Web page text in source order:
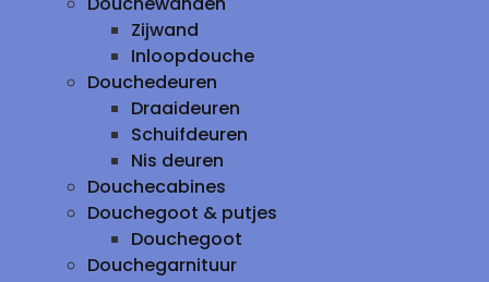
Zijwand
Inloopdouche
Douchedeuren
Draaideuren
Schuifdeuren
Nis deuren
Douchecabines
Douchegoot & putjes
Douchegoot
Douchegarnituur